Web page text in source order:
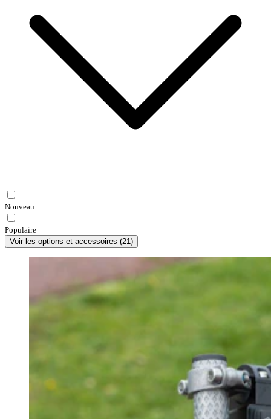
Nouveau
Populaire
Voir les options et accessoires (21)